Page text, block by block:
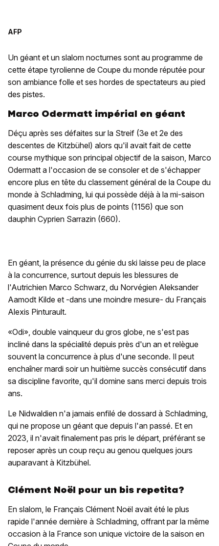
AFP
Un géant et un slalom nocturnes sont au programme de
cette étape tyrolienne de Coupe du monde réputée pour
son ambiance folle et ses hordes de spectateurs au pied
des pistes.
Marco Odermatt impérial en géant
Déçu après ses défaites sur la Streif (3e et 2e des
descentes de Kitzbühel) alors qu'il avait fait de cette
course mythique son principal objectif de la saison, Marco
Odermatt a l'occasion de se consoler et de s'échapper
encore plus en tête du classement général de la Coupe du
monde à Schladming, lui qui possède déjà à la mi-saison
quasiment deux fois plus de points (1156) que son
dauphin Cyprien Sarrazin (660).
En géant, la présence du génie du ski laisse peu de place
à la concurrence, surtout depuis les blessures de
l'Autrichien Marco Schwarz, du Norvégien Aleksander
Aamodt Kilde et -dans une moindre mesure- du Français
Alexis Pinturault.
«Odi», double vainqueur du gros globe, ne s'est pas
incliné dans la spécialité depuis près d'un an et relègue
souvent la concurrence à plus d'une seconde. Il peut
enchaîner mardi soir un huitième succès consécutif dans
sa discipline favorite, qu'il domine sans merci depuis trois
ans.
Le Nidwaldien n'a jamais enfilé de dossard à Schladming,
qui ne propose un géant que depuis l'an passé. Et en
2023, il n'avait finalement pas pris le départ, préférant se
reposer après un coup reçu au genou quelques jours
auparavant à Kitzbühel.
Clément Noël pour un bis repetita?
En slalom, le Français Clément Noël avait été le plus
rapide l'année dernière à Schladming, offrant par la même
occasion à la France son unique victoire de la saison en